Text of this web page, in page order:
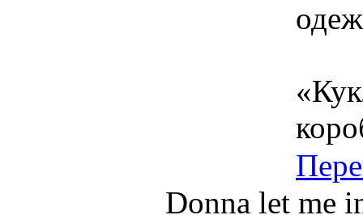
Donna let me